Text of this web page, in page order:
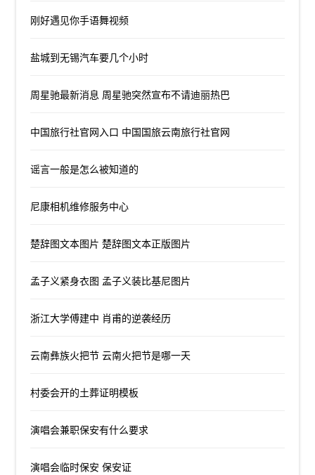
刚好遇见你手语舞视频
盐城到无锡汽车要几个小时
周星驰最新消息 周星驰突然宣布不请迪丽热巴
中国旅行社官网入口 中国国旅云南旅行社官网
谣言一般是怎么被知道的
尼康相机维修服务中心
楚辞图文本图片 楚辞图文本正版图片
孟子义紧身衣图 孟子义装比基尼图片
浙江大学傅建中 肖甫的逆袭经历
云南彝族火把节 云南火把节是哪一天
村委会开的土葬证明模板
演唱会兼职保安有什么要求
演唱会临时保安 保安证